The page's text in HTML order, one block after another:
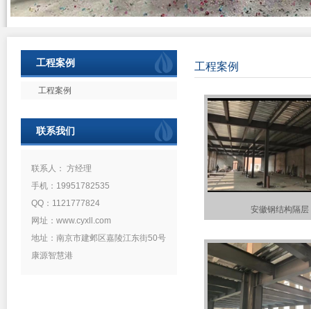
工程案例
安徽钢结构隔层
工程案例
工程案例
联系我们
联系人： 方经理
手机：19951782535
QQ：1121777824
网址：www.cyxll.com
地址：南京市建邺区嘉陵江东街50号
康源智慧港